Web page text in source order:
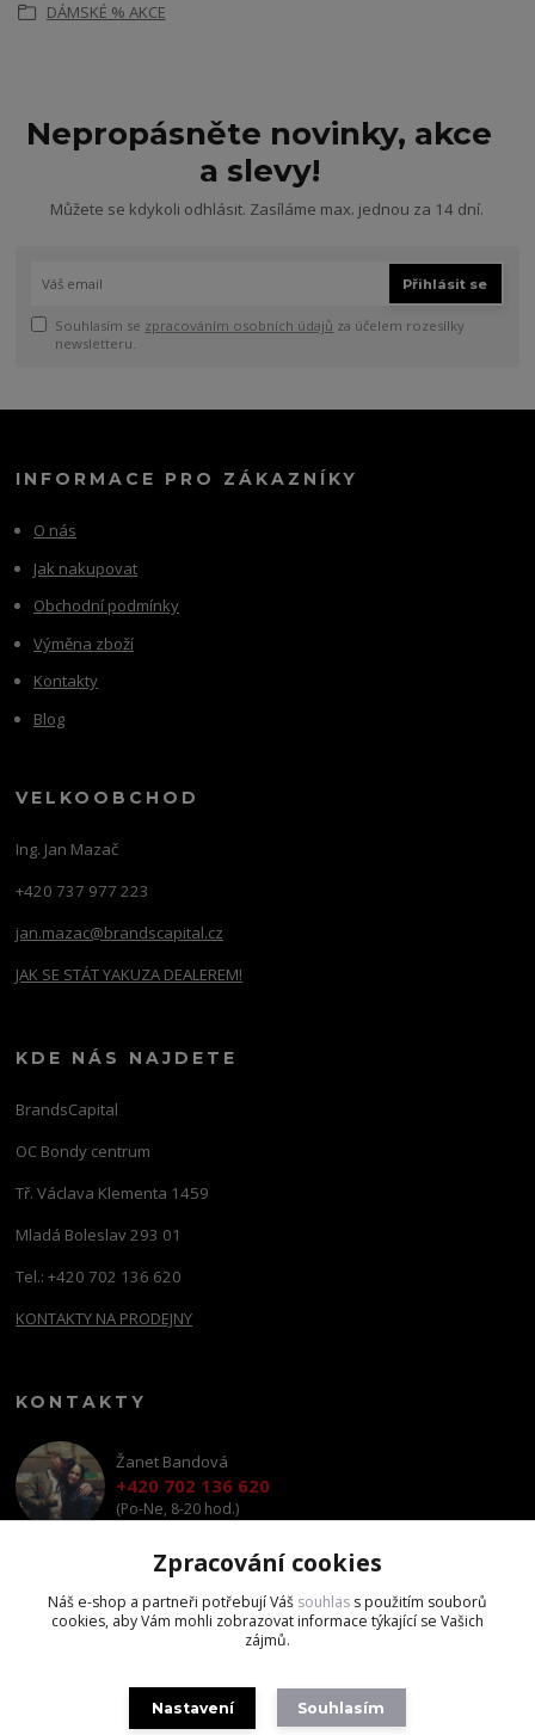
DÁMSKÉ % AKCE
Nepropásněte novinky, akce
a slevy!
Můžete se kdykoli odhlásit. Zasíláme max. jednou za 14 dní.
Přihlásit se
Souhlasím se zpracováním osobních údajů za účelem rozesílky
newsletteru.
INFORMACE PRO ZÁKAZNÍKY
O nás
Jak nakupovat
Obchodní podmínky
Výměna zboží
Kontakty
Blog
VELKOOBCHOD
Ing. Jan Mazač
+420 737 977 223
jan.mazac@brandscapital.cz
JAK SE STÁT YAKUZA DEALEREM!
KDE NÁS NAJDETE
BrandsCapital
OC Bondy centrum
Tř. Václava Klementa 1459
Mladá Boleslav 293 01
Tel.: +420 702 136 620
KONTAKTY NA PRODEJNY
KONTAKTY
Žanet Bandová
+420 702 136 620
(Po-Ne, 8-20 hod.)
shop@brandscapital.cz
Zpracování cookies
Náš e-shop a partneři potřebují Váš souhlas s použitím souborů
cookies, aby Vám mohli zobrazovat informace týkající se Vašich
zájmů.
Nastavení Souhlasím